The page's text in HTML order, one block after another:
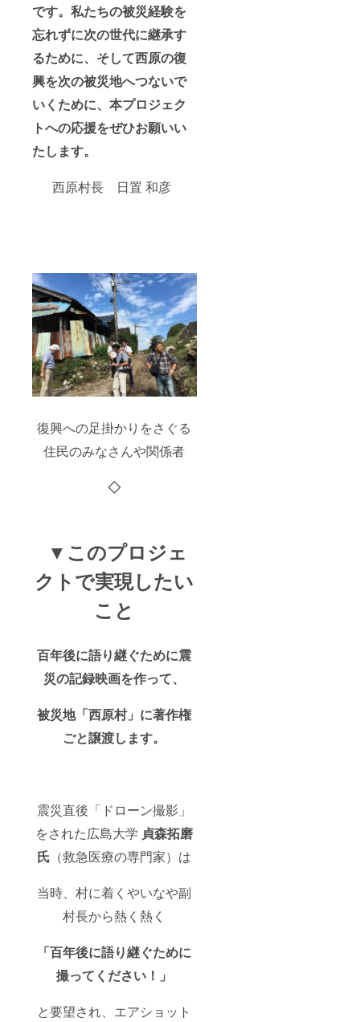
です。私たちの被災経験を
忘れずに次の世代に継承す
るために、そして西原の復
興を次の被災地へつないで
いくために、本プロジェク
トへの応援をぜひお願いい
たします。
西原村長 日置 和彦
復興への足掛かりをさぐる
住民のみなさんや関係者
◇
▼このプロジェ
クトで実現したい
こと
百年後に語り継ぐために震
災の記録映画を作って、
被災地「西原村」に著作権
ごと譲渡します。
震災直後「ドローン撮影」
をされた広島大学 貞森拓磨
氏 （救急医療の専門家）は
当時、村に着くやいなや副
村長から熱く熱く
「百年後に語り継ぐために
撮ってください！」
と要望され、エアショット